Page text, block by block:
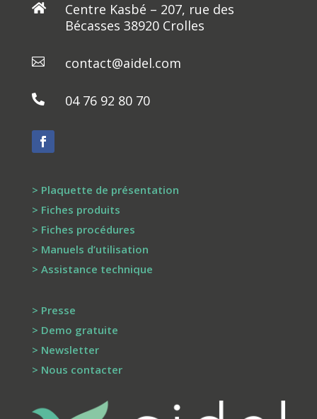

Centre Kasbé – 207, rue des
Bécasses 38920 Crolles
 contact@aidel.com
 04 76 92 80 70
> Plaquette de présentation
> Fiches produits
> Fiches procédures
> Manuels d’utilisation
> Assistance technique
> Presse
> Demo gratuite
> Newsletter
> Nous contacter